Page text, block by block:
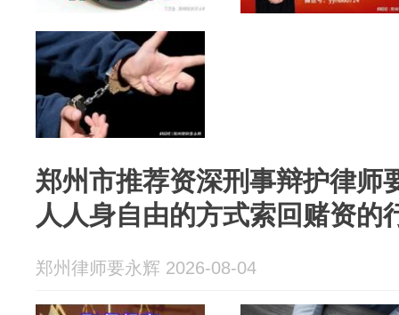
郑州市推荐资深刑事辩护律师
人人身自由的方式索回赌资的
郑州律师要永辉 2026-08-04